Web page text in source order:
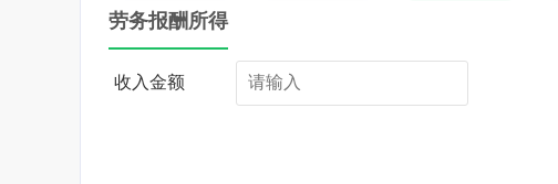
劳务报酬所得
收入金额